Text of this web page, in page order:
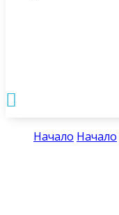

Начало Начало